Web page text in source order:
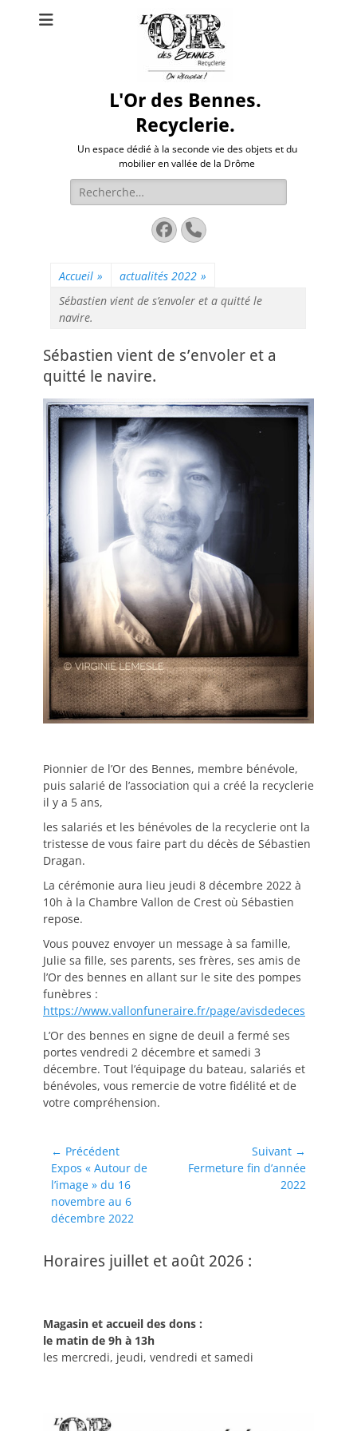
L'Or des Bennes.
Recyclerie.
Un espace dédié à la seconde vie des objets et du
mobilier en vallée de la Drôme
Rechercher :
Facebook
Tél
Accueil » actualités 2022 »
Sébastien vient de s’envoler et a quitté le
navire.
Sébastien vient de s’envoler et a
quitté le navire.
Pionnier de l’Or des Bennes, membre bénévole,
puis salarié de l’association qui a créé la recyclerie
il y a 5 ans,
les salariés et les bénévoles de la recyclerie ont la
tristesse de vous faire part du décès de Sébastien
Dragan.
La cérémonie aura lieu jeudi 8 décembre 2022 à
10h à la Chambre Vallon de Crest où Sébastien
repose.
Vous pouvez envoyer un message à sa famille,
Julie sa fille, ses parents, ses frères, ses amis de
l’Or des bennes en allant sur le site des pompes
funèbres :
https://www.vallonfuneraire.fr/page/avisdedeces
L’Or des bennes en signe de deuil a fermé ses
portes vendredi 2 décembre et samedi 3
décembre. Tout l’équipage du bateau, salariés et
bénévoles, vous remercie de votre fidélité et de
votre compréhension.
Navigation
de
l’article
← Précédent
Article
précédent :
Expos « Autour de
l’image » du 16
novembre au 6
décembre 2022
Suivant →
Article
Fermeture fin d’année
2022
Horaires juillet et août 2026 :
Magasin et accueil des dons :
le matin de 9h à 13h
les mercredi, jeudi, vendredi et samedi